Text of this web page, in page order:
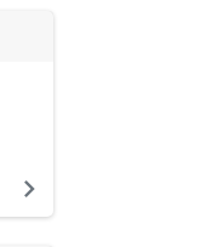
navigate_next